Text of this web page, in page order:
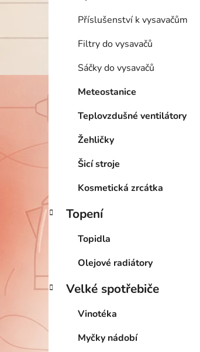
Příslušenství k vysavačům
Filtry do vysavačů
Sáčky do vysavačů
Meteostanice
Teplovzdušné ventilátory
Žehličky
Šicí stroje
Kosmetická zrcátka
Topení
Topidla
Olejové radiátory
Velké spotřebiče
Vinotéka
Myčky nádobí